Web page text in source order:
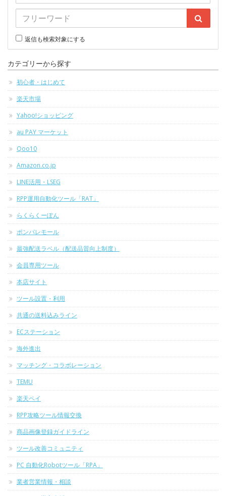
返信も検索対象にする
カテゴリーから探す
初心者・はじめて
楽天市場
Yahoo!ショッピング
au PAY マーケット
Qoo10
Amazon.co.jp
LINE活用・LSEG
RPP運用自動化ツール「RAT」
らくらくーぽん
ポンパレモール
最強配送ラベル（配送品質向上制度）
会員専用ツール
本店サイト
ツール設置・利用
共通の送料込みライン
ECステーション
海外進出
マッチング・コラボレーション
TEMU
楽天ペイ
RPP攻略ツール情報交換
商品画像登録ガイドライン
ツール改善コミュニティ
PC 自動化Robotツール「RPA」
業者営業情報・相談